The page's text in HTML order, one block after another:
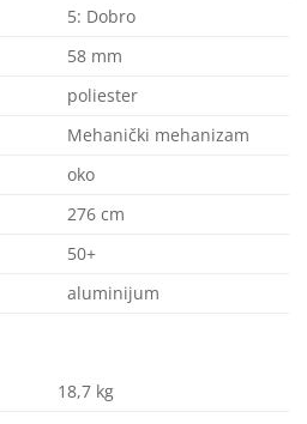
5: Dobro
58 mm
poliester
Mehanički mehanizam
oko
276 cm
50+
aluminijum
18,7 kg